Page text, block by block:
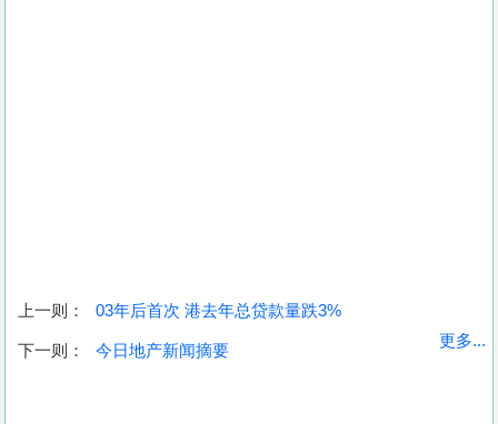
收
上一则： 03年后首次 港去年总贷款量跌3%
下一则： 今日地产新闻摘要
更多...